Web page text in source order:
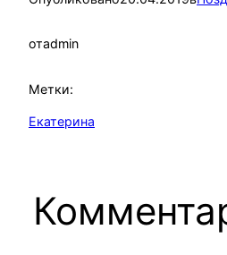
отadmin
Метки:
Екатерина